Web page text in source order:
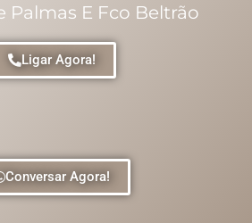
Palmas E Fco Beltrão
Ligar Agora!
Conversar Agora!